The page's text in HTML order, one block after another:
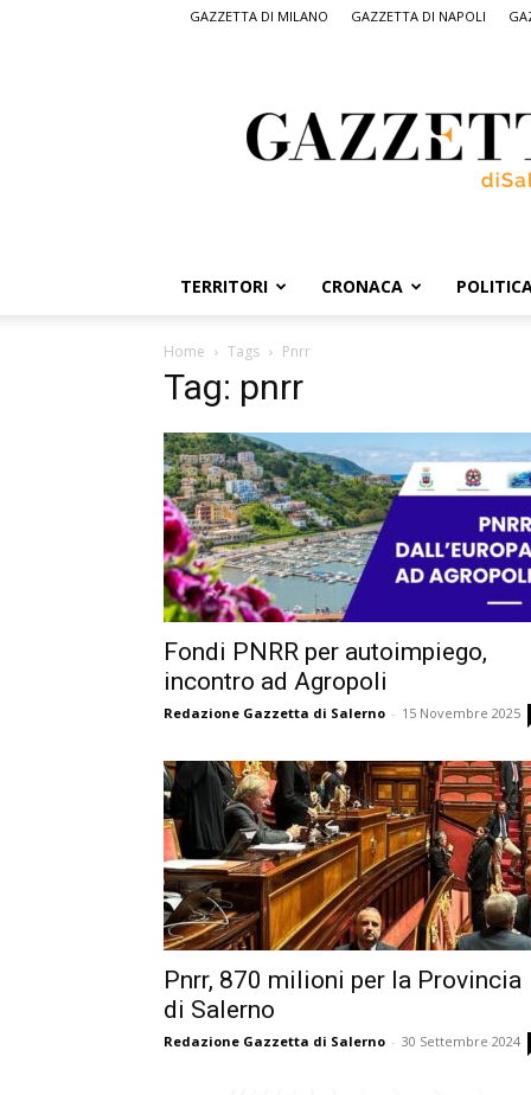
GAZZETTA DI MILANO GAZZETTA DI NAPOLI
Salerno,
il
quotidiano
Salerno
TERRITORI CRONACA
Home Tags Pnrr
Tag: pnrr
Fondi PNRR per autoimpiego,
incontro ad Agropoli
Redazione Gazzetta di Salerno - 15 Novembre 2025
Pnrr, 870 milioni per la Provincia
di Salerno
Redazione Gazzetta di Salerno - 30 Settembre 2024